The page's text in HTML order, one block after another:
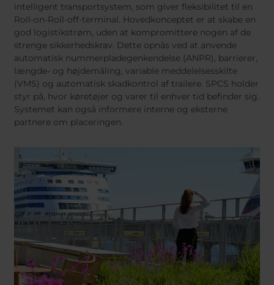
intelligent transportsystem, som giver fleksibilitet til en
Roll-on-Roll-off-terminal. Hovedkonceptet er at skabe en
god logistikstrøm, uden at kompromittere nogen af de
strenge sikkerhedskrav. Dette opnås ved at anvende
automatisk nummerpladegenkendelse (ANPR), barrierer,
længde- og højdemåling, variable meddelelsesskilte
(VMS) og automatisk skadkontrol af trailere. SPCS holder
styr på, hvor køretøjer og varer til enhver tid befinder sig.
Systemet kan også informere interne og eksterne
partnere om placeringen.